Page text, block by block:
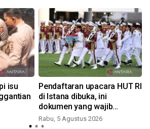
isu
Pendaftaran upacara HUT RI
di Istana dibuka, ini
dokumen yang wajib
disiapkan
Rabu, 5 Agustus 2026